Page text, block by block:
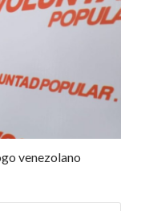
venezolano